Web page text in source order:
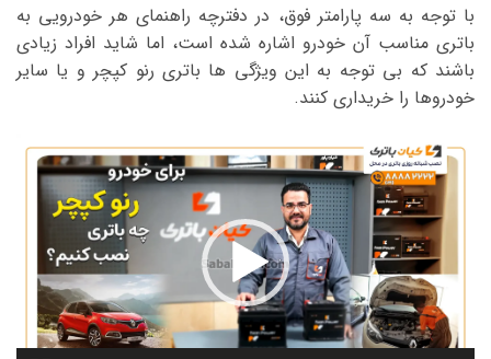
با توجه به سه پارامتر فوق، در دفترچه راهنمای هر خودرویی به
باتری مناسب آن خودرو اشاره شده است، اما شاید افراد زیادی
باشند که بی توجه به این ویژگی ها باتری رنو کپچر و یا سایر
خودروها را خریداری کنند.
نمایشگر
ویدیو